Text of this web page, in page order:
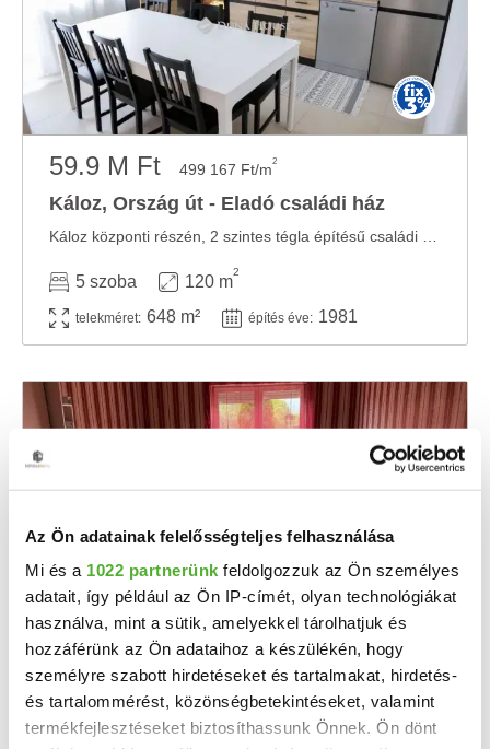
Az Ön adatainak felelősségteljes felhasználása
Mi és a 1022 partnerünk feldolgozzuk az Ön személyes
adatait, így például az Ön IP-címét, olyan technológiákat
használva, mint a sütik, amelyekkel tárolhatjuk és
hozzáférünk az Ön adataihoz a készülékén, hogy
személyre szabott hirdetéseket és tartalmakat, hirdetés-
és tartalommérést, közönségbetekintéseket, valamint
termékfejlesztéseket biztosíthassunk Önnek. Ön dönt
59.9 M Ft 499 167 Ft/m2
Káloz, Ország út - Eladó családi ház
5 szoba 120 m
2
telekméret: 648 m² építés éve: 1981
34 M Ft 239 437 Ft/m2
Káloz - Eladó családi ház
Fedezze fel Káloz rejtett kincsét! Fedezze fel az otthoni élményt Káloz szívében, ahol a ...
2